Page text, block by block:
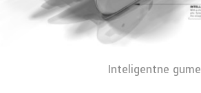
Inteligentne gume